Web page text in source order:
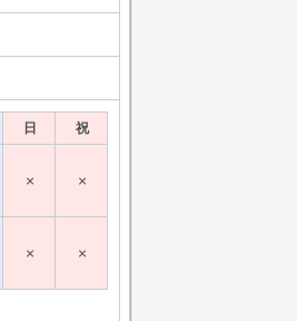
日 祝
× ×
× ×